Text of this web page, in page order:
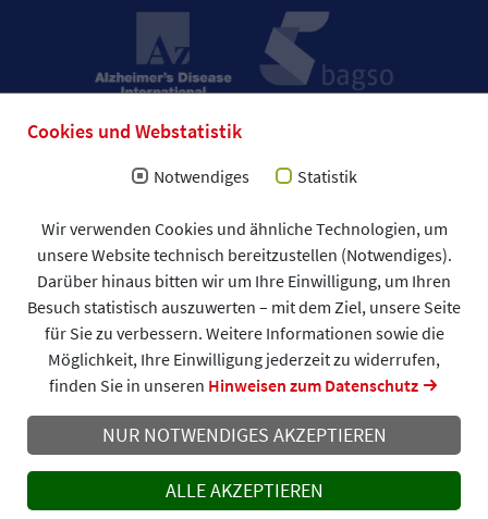
Cookies und Webstatistik
Notwendiges Statistik
Wir verwenden Cookies und ähnliche Technologien, um
unsere Website technisch bereitzustellen (Notwendiges).
Darüber hinaus bitten wir um Ihre Einwilligung, um Ihren
Besuch statistisch auszuwerten – mit dem Ziel, unsere Seite
für Sie zu verbessern. Weitere Informationen sowie die
Möglichkeit, Ihre Einwilligung jederzeit zu widerrufen,
finden Sie in unseren Hinweisen zum Datenschutz
NUR NOTWENDIGES AKZEPTIEREN
ALLE AKZEPTIEREN
Impressum
Allgemeine Geschäftsbedingungen (AGB)
Datenschutzerklärung
Spendenformular
DAlzG © 2026